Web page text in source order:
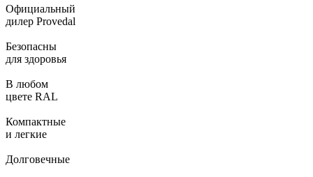
Официальный
дилер Provedal
Безопасны
для здоровья
В любом
цвете RAL
Компактные
и легкие
Долговечные